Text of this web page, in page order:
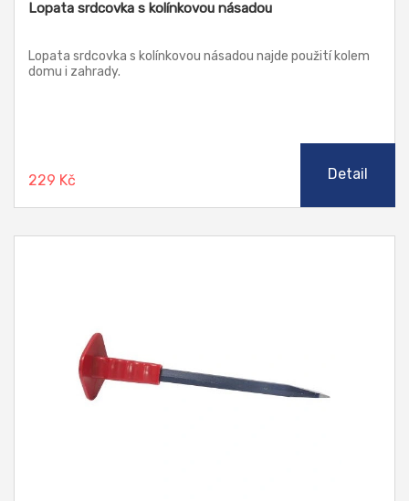
Lopata srdcovka s kolínkovou násadou
Lopata srdcovka s kolínkovou násadou najde použití kolem
domu i zahrady.
229 Kč Detail